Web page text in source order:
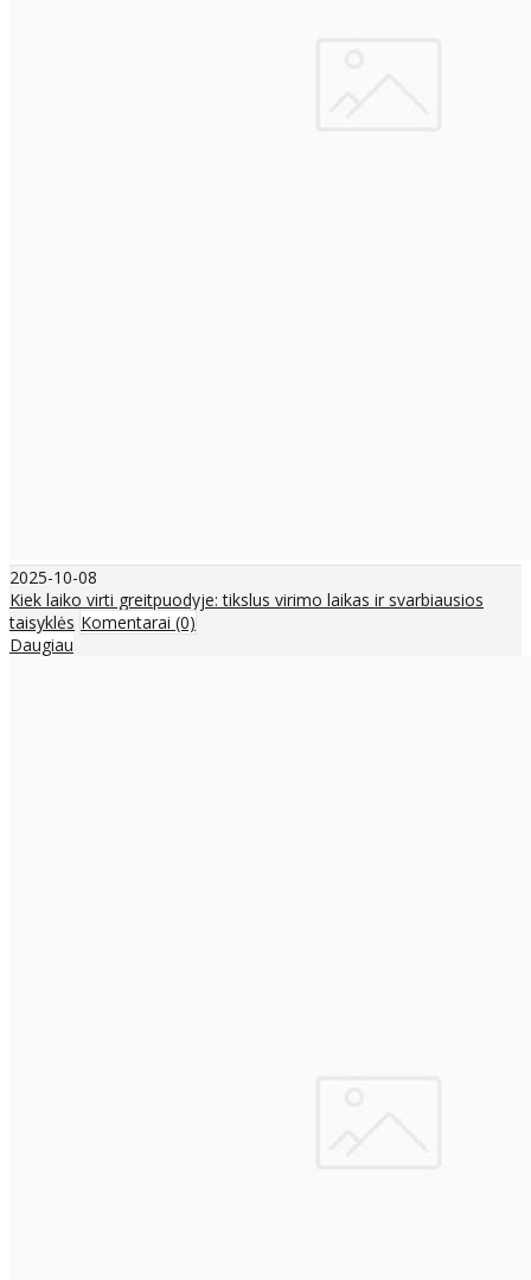
2025-10-08
Kiek laiko virti greitpuodyje: tikslus virimo laikas ir svarbiausios
taisyklės Komentarai (0)
Daugiau